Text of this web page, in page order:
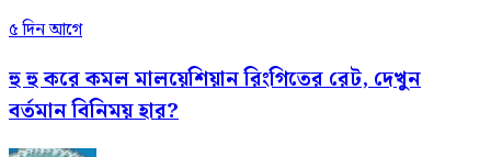
৫ দিন আগে
হু হু করে কমল মালয়েশিয়ান রিংগিতের রেট, দেখুন
বর্তমান বিনিময় হার?